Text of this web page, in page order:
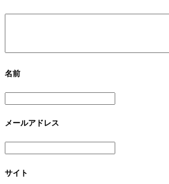
名前
メールアドレス
サイト